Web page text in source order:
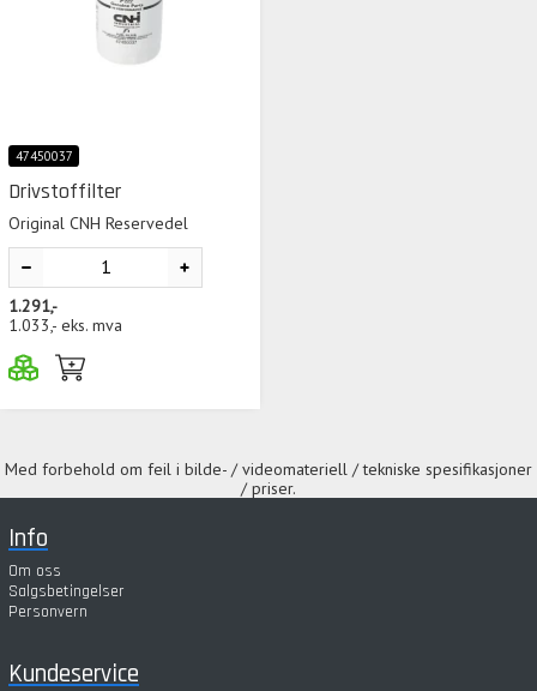
47450037
Drivstoffilter
Original CNH Reservedel
1.291,-
1.033,- eks. mva
Med forbehold om feil i bilde- / videomateriell / tekniske spesifikasjoner
/ priser.
Info
Om oss
Salgsbetingelser
Personvern
Kundeservice